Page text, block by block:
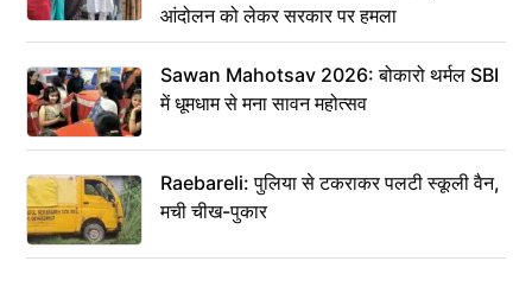
आंदोलन को लेकर सरकार पर हमला
Sawan Mahotsav 2026: बोकारो थर्मल SBI
में धूमधाम से मना सावन महोत्सव
Raebareli: पुलिया से टकराकर पलटी स्कूली वैन,
मची चीख-पुकार